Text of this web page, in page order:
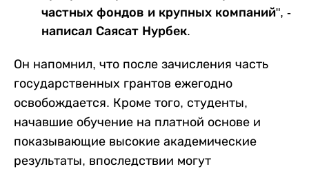
частных фондов и крупных компаний", -
написал Саясат Нурбек.
Он напомнил, что после зачисления часть
государственных грантов ежегодно
освобождается. Кроме того, студенты,
начавшие обучение на платной основе и
показывающие высокие академические
результаты, впоследствии могут